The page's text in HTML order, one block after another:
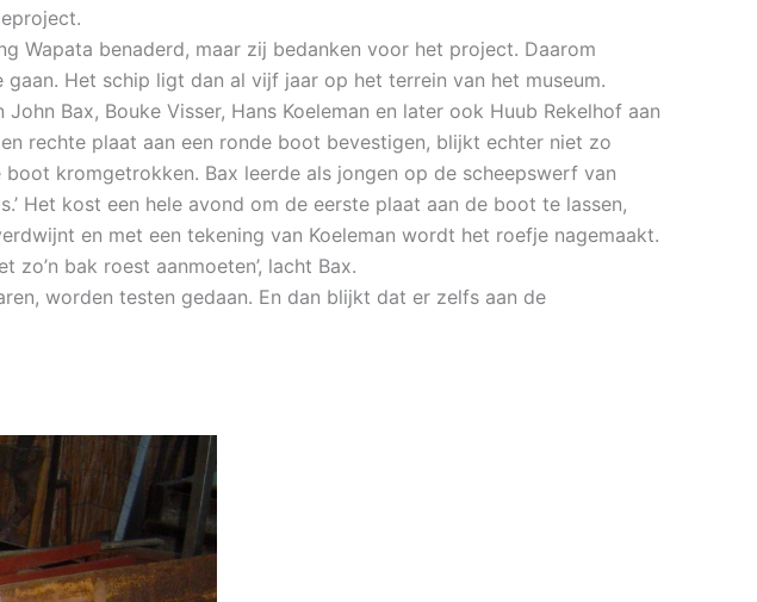
Wapata benaderd, maar zij bedanken voor het project. Daarom
Het schip ligt dan al vijf jaar op het terrein van het museum.
Bax, Bouke Visser, Hans Koeleman en later ook Huub Rekelhof aan
rechte plaat aan een ronde boot bevestigen, blijkt echter niet zo
kromgetrokken. Bax leerde als jongen op de scheepswerf van
Het kost een hele avond om de eerste plaat aan de boot te lassen,
en met een tekening van Koeleman wordt het roefje nagemaakt.
bak roest aanmoeten’, lacht Bax.
worden testen gedaan. En dan blijkt dat er zelfs aan de